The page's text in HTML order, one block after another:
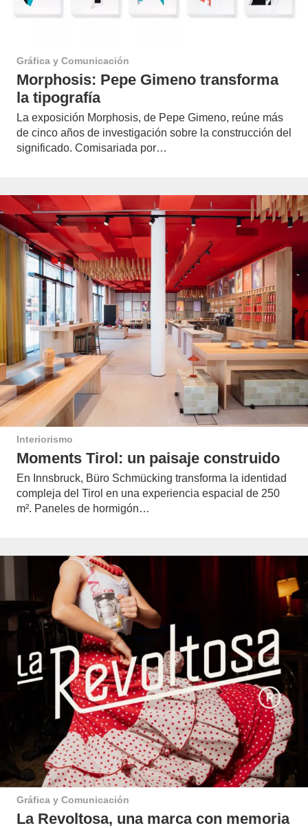
Gráfica y Comunicación
Morphosis: Pepe Gimeno transforma
la tipografía
La exposición Morphosis, de Pepe Gimeno, reúne más
de cinco años de investigación sobre la construcción del
significado. Comisariada por…
Interiorismo
Moments Tirol: un paisaje construido
En Innsbruck, Büro Schmücking transforma la identidad
compleja del Tirol en una experiencia espacial de 250
m². Paneles de hormigón…
Gráfica y Comunicación
La Revoltosa, una marca con memoria